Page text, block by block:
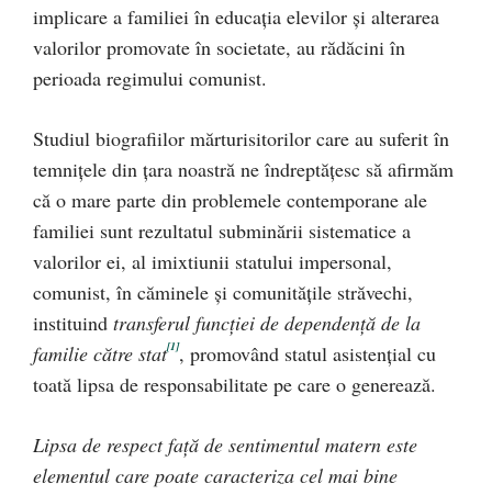
implicare a familiei în educaţia elevilor şi alterarea
valorilor promovate în societate, au rădăcini în
perioada regimului comunist.
Studiul biografiilor mărturisitorilor care au suferit în
temniţele din ţara noastră ne îndreptăţesc să afirmăm
că o mare parte din problemele contemporane ale
familiei sunt rezultatul subminării sistematice a
valorilor ei, al imixtiunii statului impersonal,
comunist, în căminele şi comunităţile străvechi,
instituind transferul funcţiei de dependenţă de la
familie către stat[1], promovând statul asistenţial cu
toată lipsa de responsabilitate pe care o generează.
Lipsa de respect faţă de sentimentul matern este
elementul care poate caracteriza cel mai bine